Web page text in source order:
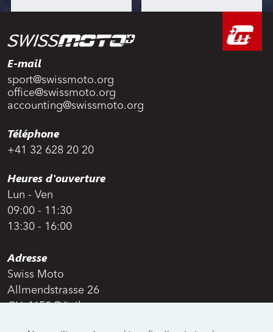
E-mail
sport@swissmoto.org
office@swissmoto.org
accounting@swissmoto.org
Téléphone
+41 32 628 20 20
Heures d'ouverture
Lun - Ven
09:00 - 11:30
13:30 - 16:00
Adresse
Swiss Moto
Allmendstrasse 26
CH-4658 Däniken